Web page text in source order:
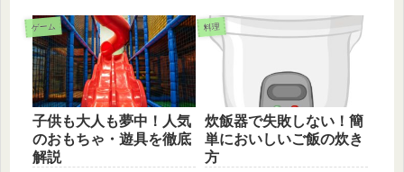
を詳しく解説します。お花見
の計画にぜひお役立てくださ
い。
フスタイルヒント集。
ゲーム
子供も大人も夢中！人気
のおもちゃ・遊具を徹底
解説
料理
炊飯器で失敗しない！簡
単においしいご飯の炊き
方